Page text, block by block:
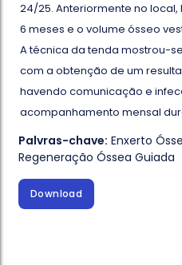
24/25. Anteriormente no
6 meses e o volume ósseo
A técnica da tenda mostrou-
com a obtenção de um
havendo comunicação e
acompanhamento mensal
Palvras-chave: Enxerto
Regeneração Óssea Guiada
Download